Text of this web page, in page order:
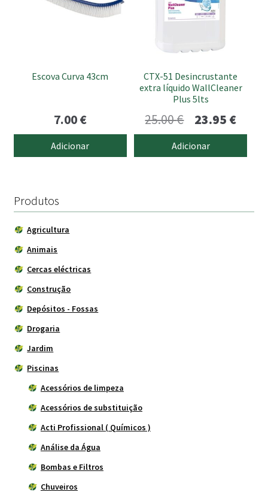
Escova Curva 43cm
7.00€
Adicionar
CTX-51 Desincrustante
extra líquido WallCleaner
Plus 5lts
25.00€
preço
original
23.95 €O
preço
atual
Adicionar
Produtos
Agricultura
Animais
Cercas eléctricas
Construção
Depósitos - Fossas
Drogaria
Jardim
Piscinas
Acessórios de limpeza
Acessórios de substituição
Acti Profissional ( Químicos )
Análise da Água
Bombas e Filtros
Chuveiros